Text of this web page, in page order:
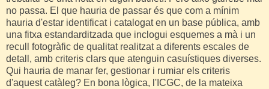
no passa. El que hauria de passar és que com a mínim
hauria d'estar identificat i catalogat en un base pública, amb
una fitxa estandarditzada que inclogui esquemes a mà i un
recull fotogràfic de qualitat realitzat a diferents escales de
detall, amb criteris clars que atenguin casuístiques diverses.
Qui hauria de manar fer, gestionar i rumiar els criteris
d'aquest catàleg? En bona lògica, l'ICGC, de la mateixa